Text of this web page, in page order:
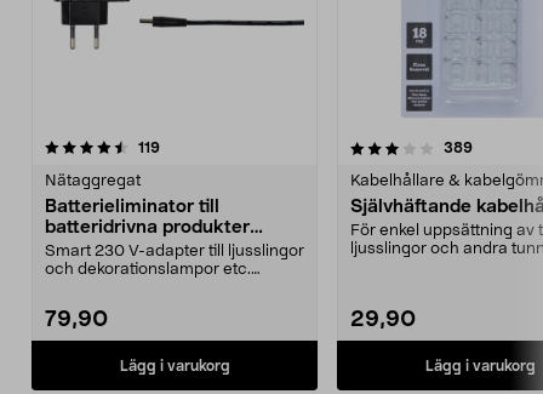
119recensioner
Nätaggregat
Batterieliminator till
batteridrivna produkter
Northlight
Smart 230 V-adapter till ljusslingor
och dekorationslampor etc.
79,90
Lägg i varukorg
3.0av 5 stjärnor 389
Kabelhållare &
Självhäftande
För enkel uppsättning av
ljusslingor och andra
29,90
Lägg i varukorg
4.5av 5 stjärnor